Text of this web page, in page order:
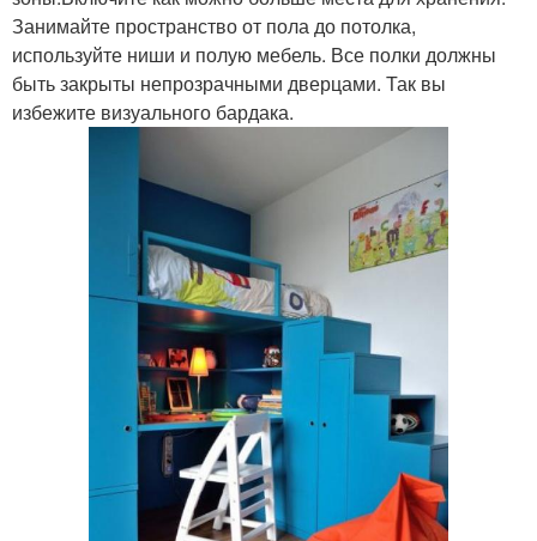
Занимайте пространство от пола до потолка,
используйте ниши и полую мебель. Все полки должны
быть закрыты непрозрачными дверцами. Так вы
избежите визуального бардака.